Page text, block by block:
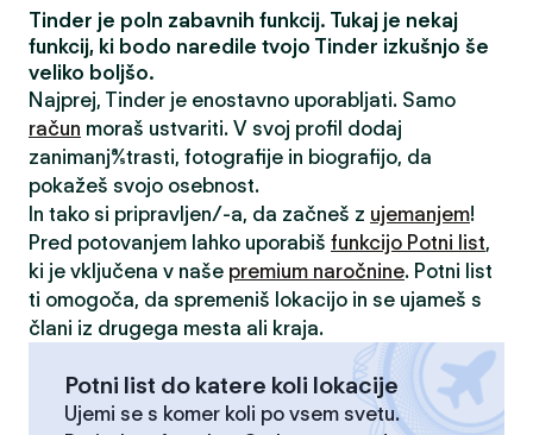
Tinder je poln zabavnih funkcij. Tukaj je nekaj
funkcij, ki bodo naredile tvojo Tinder izkušnjo še
veliko boljšo.
Najprej, Tinder je enostavno uporabljati. Samo
račun moraš ustvariti. V svoj profil dodaj
zanimanja/strasti, fotografije in biografijo, da
pokažeš svojo osebnost.
In tako si pripravljen/-a, da začneš z ujemanjem!
Pred potovanjem lahko uporabiš funkcijo Potni list,
ki je vključena v naše premium naročnine. Potni list
ti omogoča, da spremeniš lokacijo in se ujameš s
člani iz drugega mesta ali kraja.
Potni list do katere koli lokacije
Ujemi se s komer koli po vsem svetu.